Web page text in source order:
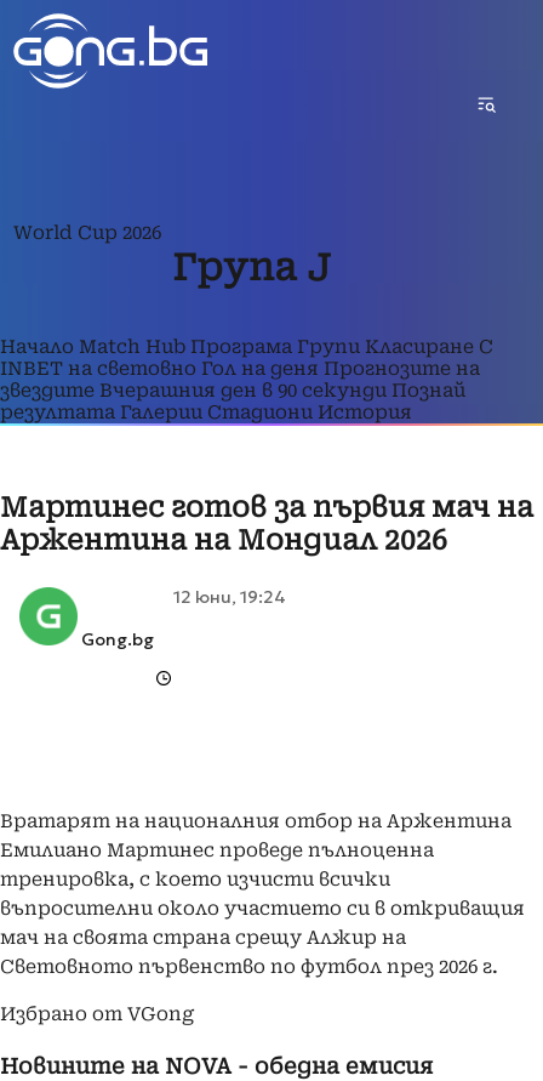
World Cup 2026
Група J
Начало Match Hub Програма Групи Класиране С
INBET на световно Гол на деня Прогнозите на
звездите Вчерашния ден в 90 секунди Познай
резултата Галерии Стадиони История
Мартинес готов за първия мач на
Аржентина на Мондиал 2026
Gong.bg
12 юни, 19:24
Вратарят на националния отбор на Аржентина
Емилиано Мартинес проведе пълноценна
тренировка, с което изчисти всички
въпросителни около участието си в откриващия
мач на своята страна срещу Алжир на
Световното първенство по футбол през 2026 г.
Избрано от VGong
Новините на NOVA - обедна емисия